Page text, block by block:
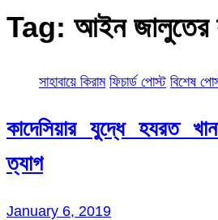
Tag: আইন জালুতের
সাহাবায়ে কিরাম ফিচার্ড পোস্ট বিশেষ
কাদেসিয়ার যুদ্ধে হযরত
ত্যাগ
January 6, 2019